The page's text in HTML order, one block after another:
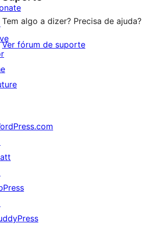
Tem algo a dizer? Precisa de ajuda?
Ver fórum de suporte